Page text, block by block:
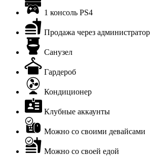
1 консоль PS4
Продажа через
Санузел
Гардероб
Кондиционер
Клубные аккаунты
Можно со своими девайсами
Можно со своей едой